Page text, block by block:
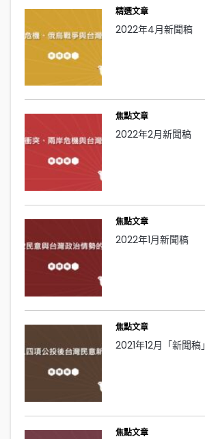
精選文章
2022年4月新聞稿
焦點文章
2022年2月新聞稿
焦點文章
2022年1月新聞稿
焦點文章
2021年12月「新聞稿」
焦點文章